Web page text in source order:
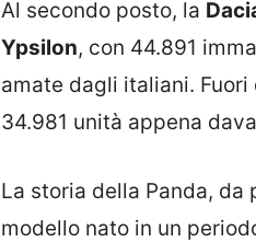
Al secondo posto, la
Ypsilon, con 44.891
amate dagli italiani.
34.981 unità appena
La storia della Panda, da
modello nato in un